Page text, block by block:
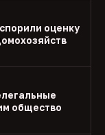
оценку
общество